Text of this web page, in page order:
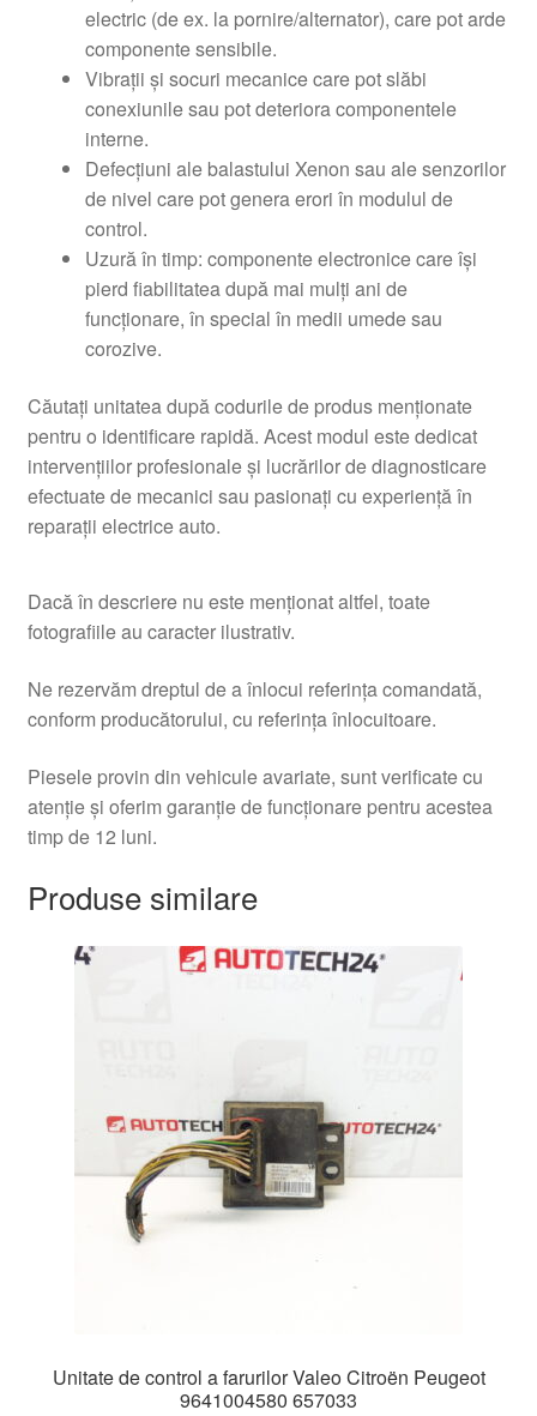
electric (de ex. la pornire/alternator), care pot arde
componente sensibile.
Vibrații și socuri mecanice care pot slăbi
conexiunile sau pot deteriora componentele
interne.
Defecțiuni ale balastului Xenon sau ale senzorilor
de nivel care pot genera erori în modulul de
control.
Uzură în timp: componente electronice care își
pierd fiabilitatea după mai mulți ani de
funcționare, în special în medii umede sau
corozive.
Căutați unitatea după codurile de produs menționate
pentru o identificare rapidă. Acest modul este dedicat
intervențiilor profesionale și lucrărilor de diagnosticare
efectuate de mecanici sau pasionați cu experiență în
reparații electrice auto.
Dacă în descriere nu este menționat altfel, toate
fotografiile au caracter ilustrativ.
Ne rezervăm dreptul de a înlocui referința comandată,
conform producătorului, cu referința înlocuitoare.
Piesele provin din vehicule avariate, sunt verificate cu
atenție și oferim garanție de funcționare pentru acestea
timp de 12 luni.
Produse similare
Unitate de control a farurilor Valeo Citroën Peugeot
9641004580 657033